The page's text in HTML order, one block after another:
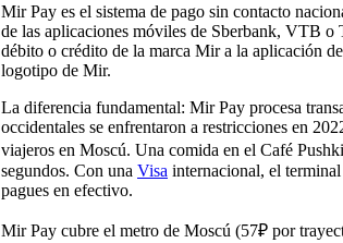
Mir Pay es el sistema de pago sin contacto
de las aplicaciones móviles de Sberbank, VTB
débito o crédito de la marca Mir a la aplicación
logotipo de Mir.
La diferencia fundamental: Mir Pay procesa
occidentales se enfrentaron a restricciones en
viajeros en Moscú. Una comida en el Café
segundos. Con una Visa internacional, el
pagues en efectivo.
Mir Pay cubre el metro de Moscú (57₽ por